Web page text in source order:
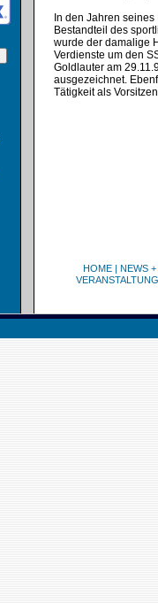
In den Jahren
Bestandteil des
wurde der damalige
Verdienste um den
Goldlauter am
ausgezeichnet.
Tätigkeit als
HOME| NEWS